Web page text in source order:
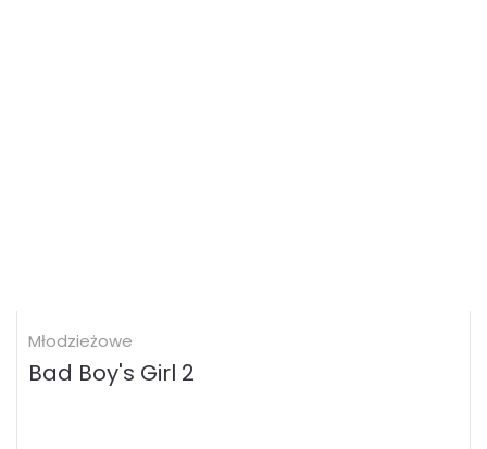
Młodzieżowe
Bad Boy's Girl 2